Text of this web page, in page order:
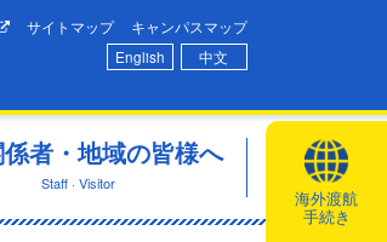
サイトマップ
キャンパスマップ
English
中文
海外渡航
手続き
者・地域の皆様へ
Staff · Visitor